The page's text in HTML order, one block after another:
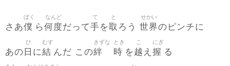
さあ僕
ぼく
ら何度
なんど
だって手
て
を取
と
ろう 世界
せかい
のピンチに
あの 日
ひ
に結
むす
んだ この絆
きずな
時
とき
を越
こ
え 握
にぎ
る